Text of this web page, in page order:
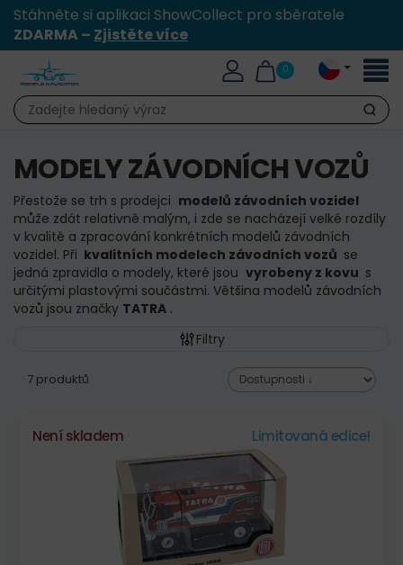
Stáhněte si aplikaci ShowCollect pro sběratele
ZDARMA – Zjistěte více
0
Hledat
MODELY ZÁVODNÍCH VOZŮ
Přestože se trh s prodejci modelů závodních vozidel
může zdát relativně malým, i zde se nacházejí velké rozdíly
v kvalitě a zpracování konkrétních modelů závodních
vozidel. Při kvalitních modelech závodních vozů se
jedná zpravidla o modely, které jsou vyrobeny z kovu s
určitými plastovými součástmi. Většina modelů závodních
vozů jsou značky TATRA .
Filtry
7 produktů
Není skladem Limitovaná edice!